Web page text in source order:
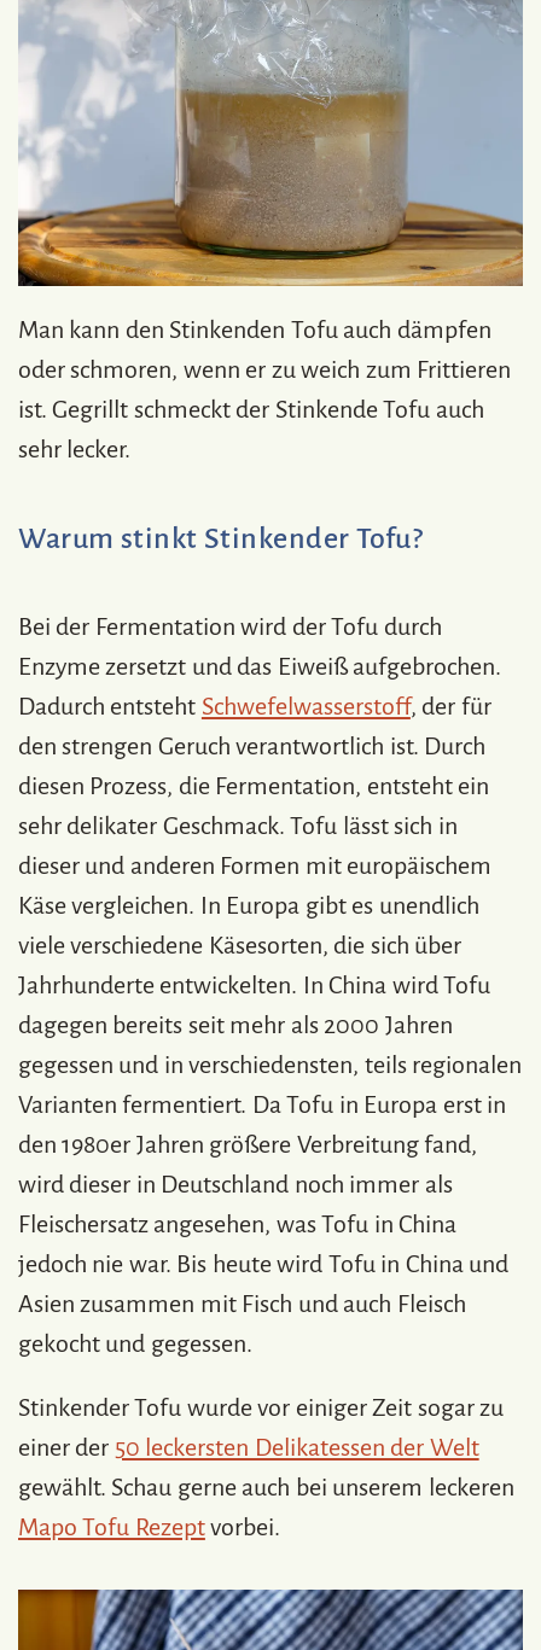
Man kann den Stinkenden Tofu auch dämpfen
oder schmoren, wenn er zu weich zum Frittieren
ist. Gegrillt schmeckt der Stinkende Tofu auch
sehr lecker.
Warum stinkt Stinkender Tofu?
Bei der Fermentation wird der Tofu durch
Enzyme zersetzt und das Eiweiß aufgebrochen.
Dadurch entsteht Schwefelwasserstoff, der für
den strengen Geruch verantwortlich ist. Durch
diesen Prozess, die Fermentation, entsteht ein
sehr delikater Geschmack. Tofu lässt sich in
dieser und anderen Formen mit europäischem
Käse vergleichen. In Europa gibt es unendlich
viele verschiedene Käsesorten, die sich über
Jahrhunderte entwickelten. In China wird Tofu
dagegen bereits seit mehr als 2000 Jahren
gegessen und in verschiedensten, teils regionalen
Varianten fermentiert. Da Tofu in Europa erst in
den 1980er Jahren größere Verbreitung fand,
wird dieser in Deutschland noch immer als
Fleischersatz angesehen, was Tofu in China
jedoch nie war. Bis heute wird Tofu in China und
Asien zusammen mit Fisch und auch Fleisch
gekocht und gegessen.
Stinkender Tofu wurde vor einiger Zeit sogar zu
einer der 50 leckersten Delikatessen der Welt
gewählt. Schau gerne auch bei unserem leckeren
Mapo Tofu Rezeptvorbei.